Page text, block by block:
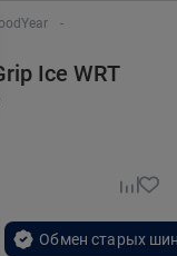
Ice WRT
Обмен старых